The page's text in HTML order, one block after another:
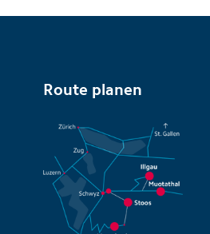
Route planen